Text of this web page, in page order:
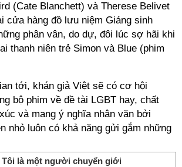
(Cate Blanchett) và Therese Belivet
cửa hàng đồ lưu niệm Giáng sinh
phân vân, do dự, đôi lúc sợ hãi khi
thanh niên trẻ Simon và Blue (phim
tới, khán giả Việt sẽ có cơ hội
bộ phim về đề tài LGBT hay, chất
và mang ý nghĩa nhân văn bởi
nhỏ luôn có khả năng gửi gắm những
Tôi là một người chuyển giới